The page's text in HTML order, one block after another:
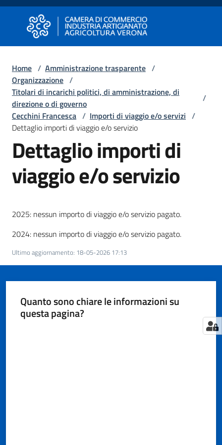
Vai al contenuto
Vai alla navigazione
Vai al footer
Camera di Commercio di Verona
Camera di Commercio di Verona
Avviare
Impresa
Gestire
Impresa
Promuovere
e
Tutelare
Consumatore
Home / Amministrazione trasparente /
Organizzazione /
Titolari di incarichi politici, di amministrazione, di
direzione o di governo
/
Cecchini Francesca / Importi di viaggio e/o servizi /
Dettaglio importi di viaggio e/o servizio
Dettaglio importi di
viaggio e/o servizio
2025: nessun importo di viaggio e/o servizio pagato.
2024: nessun importo di viaggio e/o servizio pagato.
Ultimo aggiornamento: 18-05-2026 17:13
Quanto sono chiare le informazioni su
questa pagina?